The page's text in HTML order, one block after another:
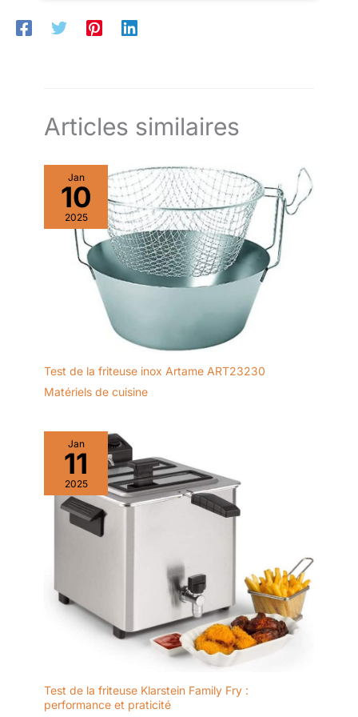
uniformes. EXPLOREZ LA
CUISSON CRÉATIVE AU
recettes inclus est rempli
de recettes de
démarrage pour vous
inspirer et vous
permettre de commencer
tout de suite. Des
préparations de repas
aux snacks et sauces, en
passant par les dîners
faciles et les friandises
Articles similaires
Jan
10
2025
Test de la friteuse inox Artame ART23230
Matériels de cuisine
Jan
11
2025
Test de la friteuse Klarstein Family Fry :
performance et praticité